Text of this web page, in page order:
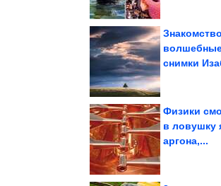
снимки
Физики
в ловушку
аргона,...